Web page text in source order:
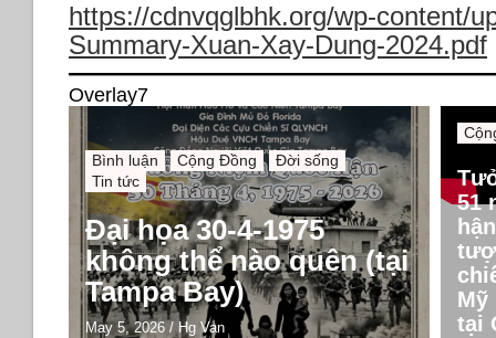
https://cdnvqglbhk.org/wp-content/
Summary-Xuan-Xay-Dung-2024.pdf
Overlay7
Bình luận Cộng Đồng
Đời sống
Tin tức
Đại họa 30-4-1975
không thể nào quên (tại
Tampa Bay)
May 5, 2026 / Hg Van
51
Mỹ
tại